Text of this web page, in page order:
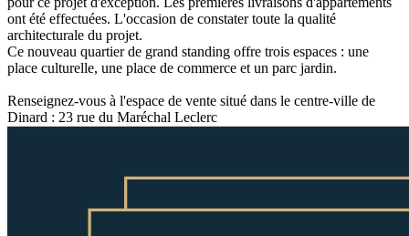
ont été effectuées. L'occasion de constater toute la qualité
architecturale du projet.
Ce nouveau quartier de grand standing offre trois espaces : une
place culturelle, une place de commerce et un parc jardin.
Renseignez-vous à l'espace de vente situé dans le centre-ville de
Dinard : 23 rue du Maréchal Leclerc